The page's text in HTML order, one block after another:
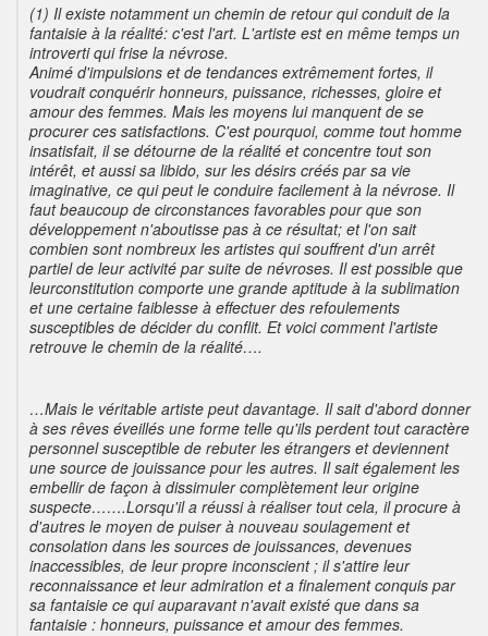
(1) Il existe notamment un chemin de retour qui conduit de la
fantaisie à la réalité: c'est l'art. L'artiste est en même temps un
introverti qui frise la névrose.
Animé d'impulsions et de tendances extrêmement fortes, il
voudrait conquérir honneurs, puissance, richesses, gloire et
amour des femmes. Mais les moyens lui manquent de se
procurer ces satisfactions. C'est pourquoi, comme tout homme
insatisfait, il se détourne de la réalité et concentre tout son
intérêt, et aussi sa libido, sur les désirs créés par sa vie
imaginative, ce qui peut le conduire facilement à la névrose. Il
faut beaucoup de circonstances favorables pour que son
développement n'aboutisse pas à ce résultat; et l'on sait
combien sont nombreux les artistes qui souffrent d'un arrêt
partiel de leur activité par suite de névroses. Il est possible que
leurconstitution comporte une grande aptitude à la sublimation
et une certaine faiblesse à effectuer des refoulements
susceptibles de décider du conflit. Et voici comment l'artiste
retrouve le chemin de la réalité….
…Mais le véritable artiste peut davantage. Il sait d'abord donner
à ses rêves éveillés une forme telle qu'ils perdent tout caractère
personnel susceptible de rebuter les étrangers et deviennent
une source de jouissance pour les autres. Il sait également les
embellir de façon à dissimuler complètement leur origine
suspecte…….Lorsqu'il a réussi à réaliser tout cela, il procure à
d'autres le moyen de puiser à nouveau soulagement et
consolation dans les sources de jouissances, devenues
inaccessibles, de leur propre inconscient ; il s'attire leur
reconnaissance et leur admiration et a finalement conquis par
sa fantaisie ce qui auparavant n'avait existé que dans sa
fantaisie : honneurs, puissance et amour des femmes.